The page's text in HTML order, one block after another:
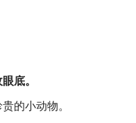
底。
的小动物。